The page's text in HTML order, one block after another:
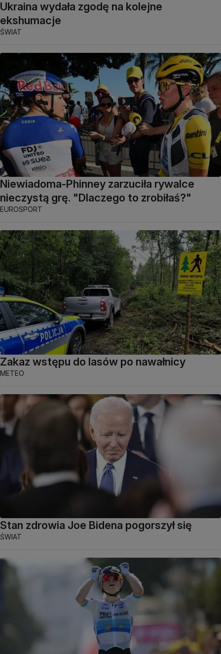
Ukraina wydała zgodę na kolejne
ekshumacje
ŚWIAT
Niewiadoma-Phinney zarzuciła rywalce
nieczystą grę. "Dlaczego to zrobiłaś?"
EUROSPORT
Zakaz wstępu do lasów po nawałnicy
METEO
Stan zdrowia Joe Bidena pogorszył się
ŚWIAT